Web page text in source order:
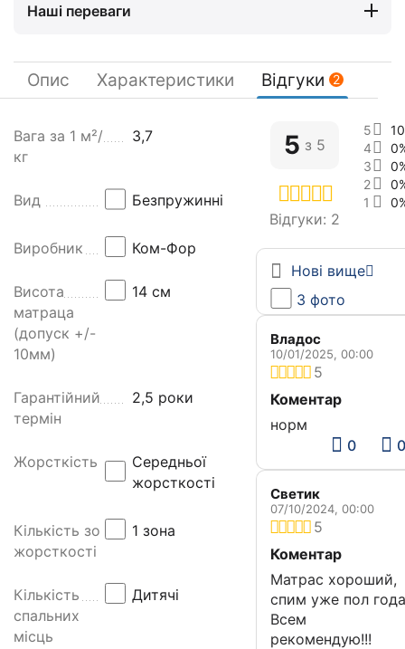
Наші переваги
Опис Характеристики Відгуки 2
Б
е
п
ж
н
н
и
й
а
т
а
m
a
t
K
i
Вага за 1 м²/
кг
3,7
Вид Безпружинні
Виробник Ком-Фор
Висота
матраца
(допуск +/-
10мм)
14 см
Гарантійний
термін
2,5 роки
Жорсткість
Середньої
жорсткості
Кількість зон
жорсткості
1 зона
Кількість
спальних
місць
Дитячі
5 з 5
Відгуки: 2
5
4
3
2 зірки
1 зірка
Нові вище
З фото
Владос
10/01/2025, 00:00
5
Коментар
норм
0
0
Светик
07/10/2024, 00:00
5
Коментар
Матрас хороший,
спим уже пол
Всем
рекомендую!!!